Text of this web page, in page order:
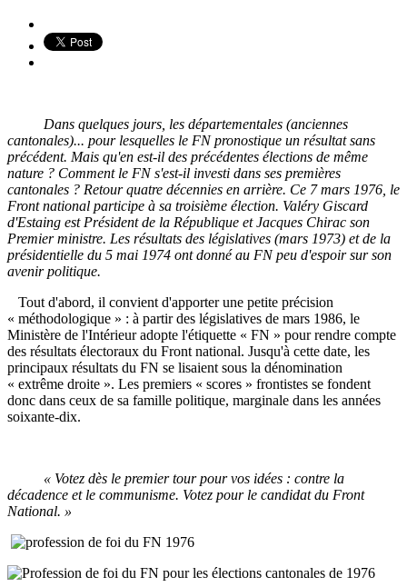
Dans quelques jours, les départementales (anciennes
cantonales)... pour lesquelles le FN pronostique un résultat sans
précédent. Mais qu'en est-il des précédentes élections de même
nature ? Comment le FN s'est-il investi dans ses premières
cantonales ? Retour quatre décennies en arrière. Ce 7 mars 1976, le
Front national participe à sa troisième élection. Valéry Giscard
d'Estaing est Président de la République et Jacques Chirac son
Premier ministre. Les résultats des législatives (mars 1973) et de la
présidentielle du 5 mai 1974 ont donné au FN peu d'espoir sur son
avenir politique.
Tout d'abord, il convient d'apporter une petite précision
« méthodologique » : à partir des législatives de mars 1986, le
Ministère de l'Intérieur adopte l'étiquette « FN » pour rendre compte
des résultats électoraux du Front national. Jusqu'à cette date, les
principaux résultats du FN se lisaient sous la dénomination
« extrême droite ». Les premiers « scores » frontistes se fondent
donc dans ceux de sa famille politique, marginale dans les années
soixante-dix.
« Votez dès le premier tour pour vos idées : contre la
décadence et le communisme. Votez pour le candidat du Front
National. »